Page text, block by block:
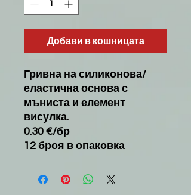
Добави в кошницата
Гривна на силиконова/
еластична основа с
мъниста и елемент
висулка.
0.30 €/бр
12 броя в опаковка